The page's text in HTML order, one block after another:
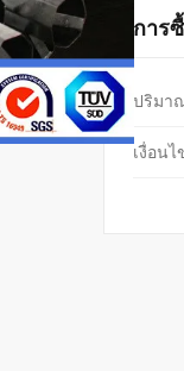
การ
ปริมา
เงื่อน